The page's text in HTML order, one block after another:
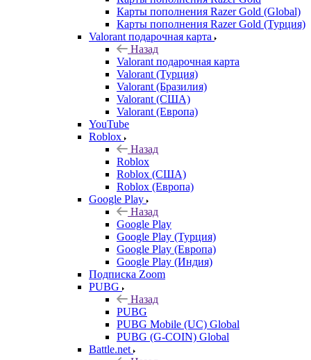
Карты пополнения Razer Gold (Global)
Карты пополнения Razer Gold (Турция)
Valorant подарочная карта
Назад
Valorant подарочная карта
Valorant (Турция)
Valorant (Бразилия)
Valorant (США)
Valorant (Европа)
YouTube
Roblox
Назад
Roblox
Roblox (США)
Roblox (Европа)
Google Play
Назад
Google Play
Google Play (Турция)
Google Play (Европа)
Google Play (Индия)
Подписка Zoom
PUBG
Назад
PUBG
PUBG Mobile (UC) Global
PUBG (G-COIN) Global
Battle.net